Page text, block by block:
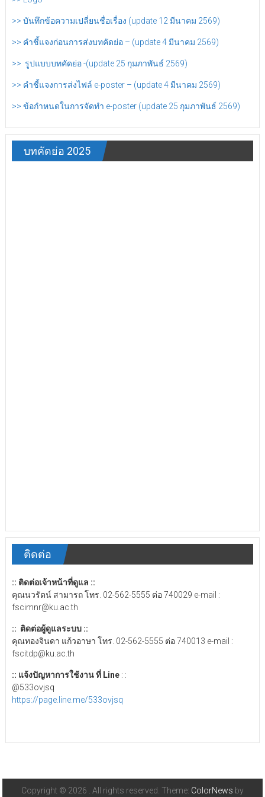
>> บันทึกข้อความเปลี่ยนชื่อเรื่อง (update 12 มีนาคม 2569)
>> คำชี้แจงก่อนการส่งบทคัดย่อ – (update 4 มีนาคม 2569)
>> รูปแบบบทคัดย่อ -(update 25 กุมภาพันธ์ 2569)
>> คำชี้แจงการส่งไฟล์ e-poster – (update 4 มีนาคม 2569)
>> ข้อกำหนดในการจัดทำ e-poster (update 25 กุมภาพันธ์ 2569)
บทคัดย่อ 2025
ติดต่อ
:: ติดต่อเจ้าหน้าที่ดูแล ::
คุณนวรัตน์ สามารถ โทร. 02-562-5555 ต่อ 740029 e-mail :
fscimnr@ku.ac.th
:: ติดต่อผู้ดูแลระบบ ::
คุณทองจินดา แก้วอาษา โทร. 02-562-5555 ต่อ 740013 e-mail :
fscitdp@ku.ac.th
:: แจ้งปัญหาการใช้งาน ที่ Line: :
@533ovjsq
https://page.line.me/533ovjsq
Copyright © 2026 . All rights reserved. Theme: ColorNews by